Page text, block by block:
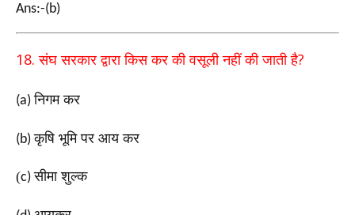
Ans:-(b)
18.संघ सरकार द्वारा किस कर की वसूली नहीं की जाती है?
(a)निगम कर
(b)कृषि भूमि पर आय कर
(c)सीमा शुल्क